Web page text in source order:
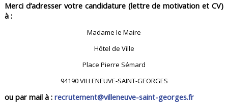
Merci d’adresser votre candidature (lettre de motivation et CV)
à :
Madame le Maire
Hôtel de Ville
Place Pierre Sémard
94190 VILLENEUVE-SAINT-GEORGES
ou par mail à :recrutement@villeneuve-saint-georges.fr